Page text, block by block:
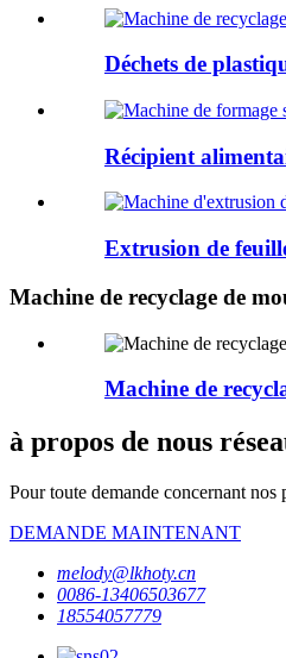
Déchets de
Récipient
Extrusion de
Machine de recyclage de
Machine de
à propos de nous
Pour toute demande concernant
DEMANDE MAINTENANT
melody@lkhoty.cn
0086-13406503677
18554057779